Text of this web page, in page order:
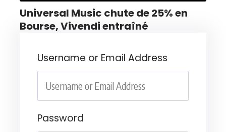
Universal Music chute de 25% en
Bourse, Vivendi entraîné
Username or Email Address
Password